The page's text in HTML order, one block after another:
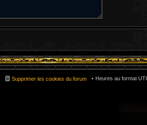
Heures au format
Supprimer les cookies du forum